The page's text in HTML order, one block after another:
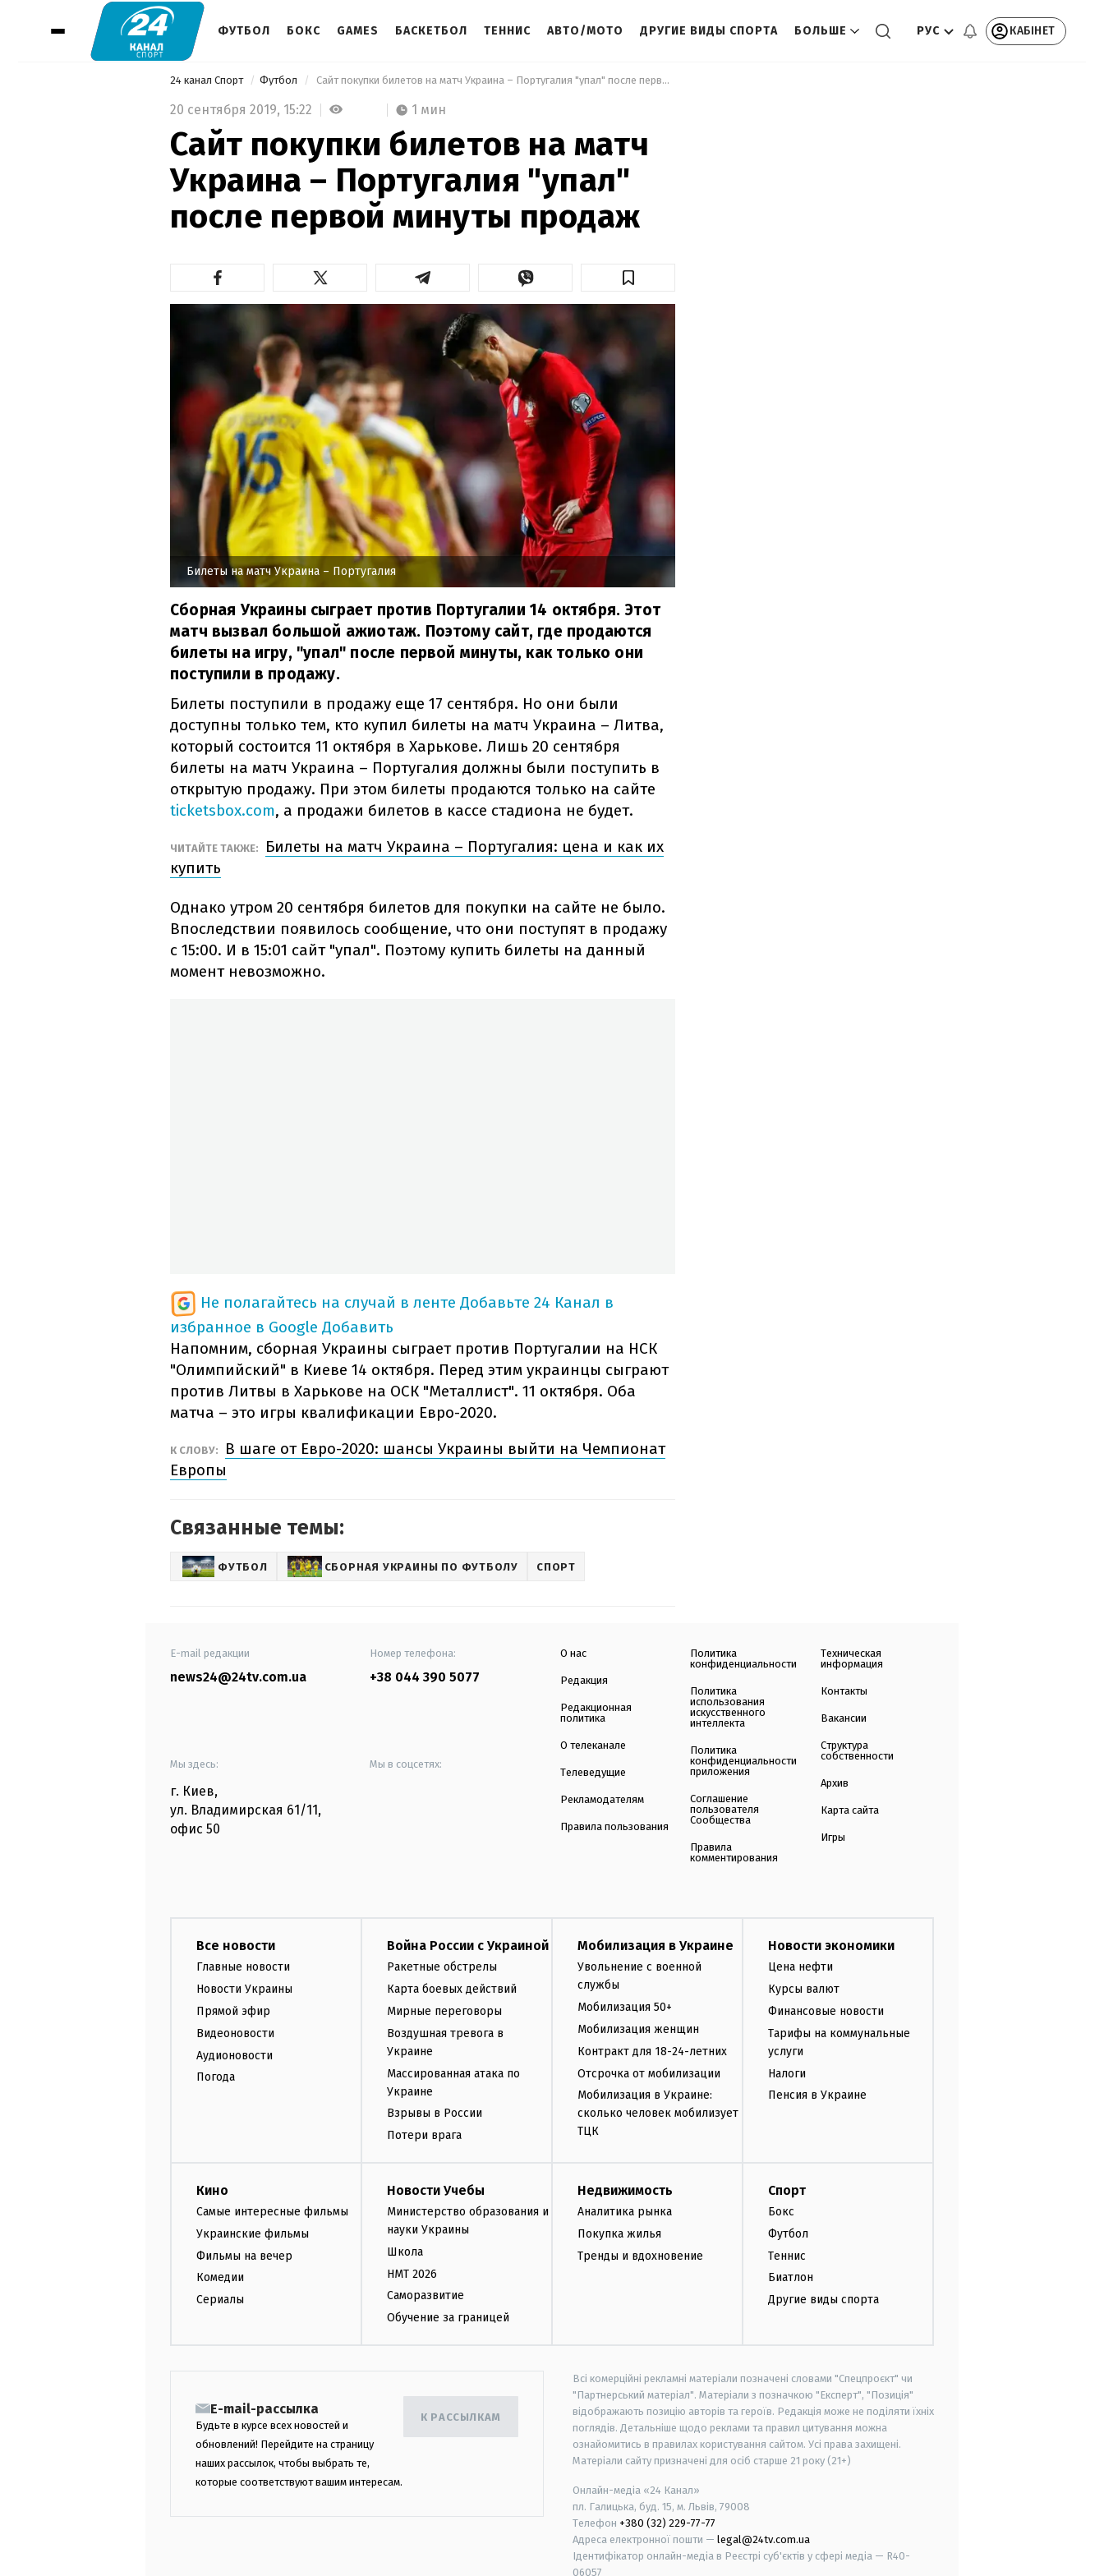
ФУТБОЛ БОКС GAMES БАСКЕТБОЛ ТЕННИС АВТО/МОТО ДРУГИЕ ВИДЫ СПОРТА БОЛЬШЕ РУС КАБІНЕТ
24 канал Спорт Футбол Сайт покупки билетов на матч Украина – Португалия "упал" после первой минуты продаж
20 сентября 2019, 15:22 1 мин
Сайт покупки билетов на матч
Украина – Португалия "упал"
после первой минуты продаж
Билеты на матч Украина – Португалия
Сборная Украины сыграет против Португалии 14 октября. Этот
матч вызвал большой ажиотаж. Поэтому сайт, где продаются
билеты на игру, "упал" после первой минуты, как только они
поступили в продажу.
Билеты поступили в продажу еще 17 сентября. Но они были
доступны только тем, кто купил билеты на матч Украина – Литва,
который состоится 11 октября в Харькове. Лишь 20 сентября
билеты на матч Украина – Португалия должны были поступить в
открытую продажу. При этом билеты продаются только на сайте
ticketsbox.com, а продажи билетов в кассе стадиона не будет.
ЧИТАЙТЕ ТАКЖЕ:
Билеты на матч Украина – Португалия: цена и как их
купить
Однако утром 20 сентября билетов для покупки на сайте не было.
Впоследствии появилось сообщение, что они поступят в продажу
с 15:00. И в 15:01 сайт "упал". Поэтому купить билеты на данный
момент невозможно.
Не полагайтесь на случай в ленте Добавьте 24 Канал в
избранное в Google Добавить
Напомним, сборная Украины сыграет против Португалии на НСК
"Олимпийский" в Киеве 14 октября. Перед этим украинцы сыграют
против Литвы в Харькове на ОСК "Металлист". 11 октября. Оба
матча – это игры квалификации Евро-2020.
К СЛОВУ:
В шаге от Евро-2020: шансы Украины выйти на Чемпионат
Европы
Связанные темы:
ФУТБОЛ СБОРНАЯ УКРАИНЫ ПО ФУТБОЛУ СПОРТ
E-mail редакции
news24@24tv.com.ua
Номер телефона:
+38 044 390 5077
Мы здесь:
г. Киев,
ул. Владимирская 61/11,
офис 50
Мы в соцсетях:
О нас
Редакция
Редакционная
политика
О телеканале
Телеведущие
Рекламодателям
Правила пользования
Политика
конфиденциальности
Политика
использования
искусственного
интеллекта
Политика
конфиденциальности
приложения
Соглашение
пользователя
Сообщества
Правила
комментирования
Техническая
информация
Контакты
Вакансии
Структура
собственности
Архив
Карта сайта
Игры
Все новости
Главные новости
Новости Украины
Прямой эфир
Видеоновости
Аудионовости
Погода
Война России с Украиной
Ракетные обстрелы
Карта боевых действий
Мирные переговоры
Воздушная тревога в
Украине
Массированная атака по
Украине
Взрывы в России
Потери врага
Мобилизация в Украине
Увольнение с военной
службы
Мобилизация 50+
Мобилизация женщин
Контракт для 18-24-летних
Отсрочка от мобилизации
Мобилизация в Украине:
сколько человек мобилизует
ТЦК
Новости экономики
Цена нефти
Курсы валют
Финансовые новости
Тарифы на коммунальные
услуги
Налоги
Пенсия в Украине
Кино
Самые интересные фильмы
Украинские фильмы
Фильмы на вечер
Комедии
Сериалы
Новости Учебы
Министерство образования и
науки Украины
Школа
НМТ 2026
Саморазвитие
Обучение за границей
Недвижимость
Аналитика рынка
Покупка жилья
Тренды и вдохновение
Спорт
Бокс
Футбол
Теннис
Биатлон
Другие виды спорта
E-mail-рассылка
Будьте в курсе всех новостей и
обновлений! Перейдите на страницу
наших рассылок, чтобы выбрать те,
которые соответствуют вашим интересам.
К РАССЫЛКАМ
Всі комерційні рекламні матеріали позначені словами "Спецпроєкт" чи
"Партнерський матеріал". Матеріали з позначкою "Експерт", "Позиція"
відображають позицію авторів та героїв. Редакція може не поділяти їхніх
поглядів. Детальніше щодо реклами та правил цитування можна
ознайомитись в правилах користування сайтом. Усі права захищені.
Матеріали сайту призначені для осіб старше 21 року (21+)
Онлайн-медіа «24 Канал»
пл. Галицька, буд. 15, м. Львів, 79008
Телефон +380 (32) 229-77-77
Адреса електронної пошти — legal@24tv.com.ua
Ідентифікатор онлайн-медіа в Реєстрі суб'єктів у сфері медіа — R40-
06057